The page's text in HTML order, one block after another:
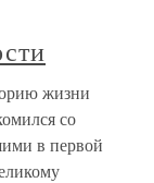
жизни
со
в первой